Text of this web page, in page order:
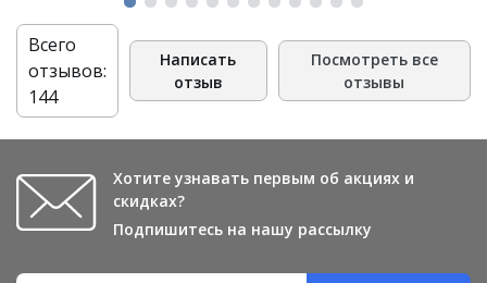
Всего
отзывов:
144
Написать
отзыв
Посмотреть все
отзывы
Хотите узнавать первым об акциях и
скидках?
Подпишитесь на нашу рассылку